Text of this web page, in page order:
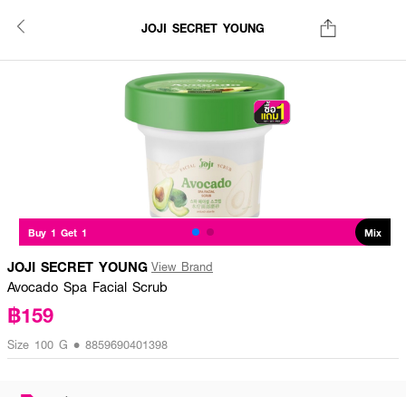
JOJI SECRET YOUNG
Buy 1 Get 1 Mix
JOJI SECRET YOUNG View Brand
Avocado Spa Facial Scrub
฿159
Size 100 G • 8859690401398